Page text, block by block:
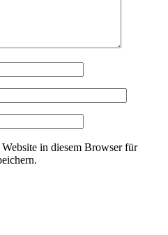
in diesem Browser für